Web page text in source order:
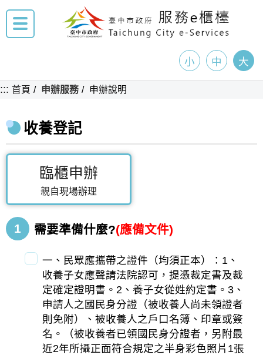
小 中 大
::: 首頁 申辦服務 申辦說明
收養登記
臨櫃申辦
親自現場辦理
1 需要準備什麼?(應備文件)
一、民眾應攜帶之證件（均須正本）：1、
收養子女應聲請法院認可，提憑裁定書及裁
定確定證明書。2、養子女從姓約定書。3、
申請人之國民身分證（被收養人尚未領證者
則免附）、被收養人之戶口名簿、印章或簽
名。（被收養者已領國民身分證者，另附最
近2年所攝正面符合規定之半身彩色照片1張